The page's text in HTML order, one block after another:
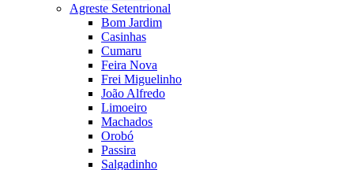
Agreste Setentrional
Bom Jardim
Casinhas
Cumaru
Feira Nova
Frei Miguelinho
João Alfredo
Limoeiro
Machados
Orobó
Passira
Salgadinho